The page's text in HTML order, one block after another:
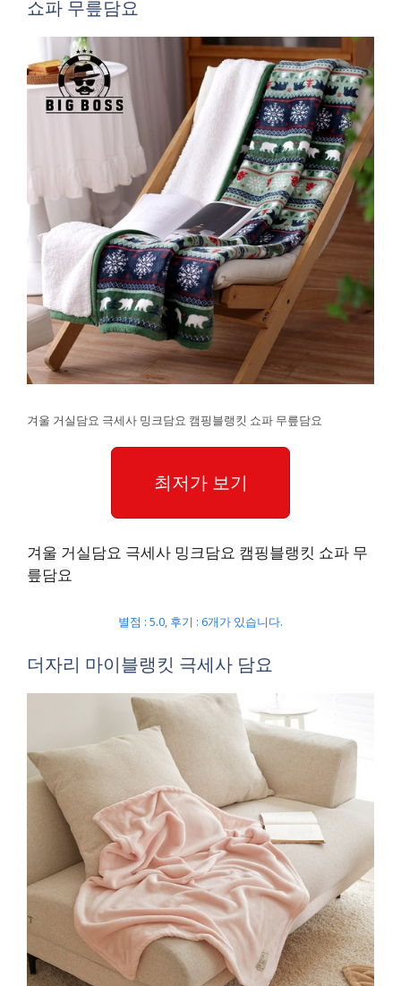
쇼파 무릎담요
겨울 거실담요 극세사 밍크담요 캠핑블랭킷 쇼파 무릎담요
최저가 보기
겨울 거실담요 극세사 밍크담요 캠핑블랭킷 쇼파 무
릎담요
별점 : 5.0, 후기 : 6개가 있습니다.
더자리 마이블랭킷 극세사 담요